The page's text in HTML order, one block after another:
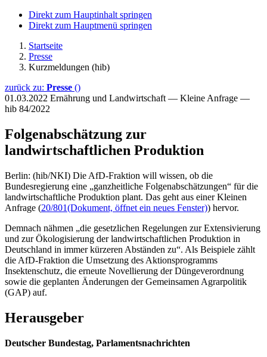
Direkt zum Hauptinhalt springen
Direkt zum Hauptmenü springen
Startseite
Presse
Kurzmeldungen (hib)
zurück zu: Presse ()
01.03.2022 Ernährung und Landwirtschaft — Kleine Anfrage —
hib 84/2022
Folgenabschätzung zur
landwirtschaftlichen Produktion
Berlin: (hib/NKI) Die AfD-Fraktion will wissen, ob die
Bundesregierung eine „ganzheitliche Folgenabschätzungen“ für die
landwirtschaftliche Produktion plant. Das geht aus einer Kleinen
Anfrage (20/801(Dokument, öffnet ein neues Fenster)) hervor.
Demnach nähmen „die gesetzlichen Regelungen zur Extensivierung
und zur Ökologisierung der landwirtschaftlichen Produktion in
Deutschland in immer kürzeren Abständen zu“. Als Beispiele zählt
die AfD-Fraktion die Umsetzung des Aktionsprogramms
Insektenschutz, die erneute Novellierung der Düngeverordnung
sowie die geplanten Änderungen der Gemeinsamen Agrarpolitik
(GAP) auf.
Herausgeber
Deutscher Bundestag, Parlamentsnachrichten